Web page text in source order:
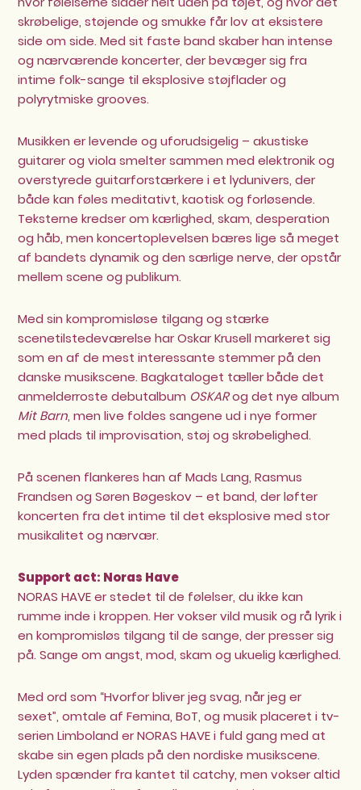
skrøbelige, støjende og smukke får lov at eksistere
side om side. Med sit faste band skaber han intense
og nærværende koncerter, der bevæger sig fra
intime folk-sange til eksplosive støjflader og
polyrytmiske grooves.
Musikken er levende og uforudsigelig – akustiske
guitarer og viola smelter sammen med elektronik og
overstyrede guitarforstærkere i et lydunivers, der
både kan føles meditativt, kaotisk og forløsende.
Teksterne kredser om kærlighed, skam, desperation
og håb, men koncertoplevelsen bæres lige så meget
af bandets dynamik og den særlige nerve, der opstår
mellem scene og publikum.
Med sin kompromisløse tilgang og stærke
scenetilstedeværelse har Oskar Krusell markeret sig
som en af de mest interessante stemmer på den
danske musikscene. Bagkataloget tæller både det
anmelderroste debutalbum OSKARog det nye album
Mit Barn, men live foldes sangene ud i nye former
med plads til improvisation, støj og skrøbelighed.
På scenen flankeres han afMads Lang,Rasmus
Frandsen ogSøren Bøgeskov – et band, der løfter
koncerten fra det intime til det eksplosive med stor
musikalitet og nærvær.
Support act: Noras Have
NORAS HAVE er stedet til de følelser, du ikke kan
rumme inde i kroppen. Her vokser vild musik og rå lyrik i
en kompromisløs tilgang til de sange, der presser sig
på. Sange om angst, mod, skam og ukuelig kærlighed.
Med ord som “Hvorfor bliver jeg svag, når jeg er
sexet”, omtale af Femina, BoT, og musik placeret i tv-
serien Limboland er NORAS HAVE i fuld gang med at
skabe sin egen plads på den nordiske musikscene.
Lyden spænder fra kantet til catchy, men vokser altid